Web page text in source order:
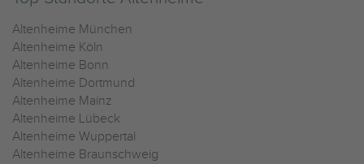
Altenheime München
Altenheime Köln
Altenheime Bonn
Altenheime Dortmund
Altenheime Mainz
Altenheime Lübeck
Altenheime Wuppertal
Altenheime Braunschweig